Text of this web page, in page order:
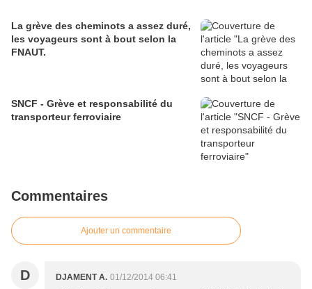
La grève des cheminots a assez duré,
les voyageurs sont à bout selon la
FNAUT.
SNCF - Grève et responsabilité du
transporteur ferroviaire
Commentaires
Ajouter un commentaire
D DJAMENT A. 01/12/2014 06:41